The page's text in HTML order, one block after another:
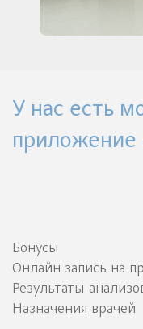
У нас есть
приложение
Бонусы
Онлайн запись на
Результаты
Назначения врачей